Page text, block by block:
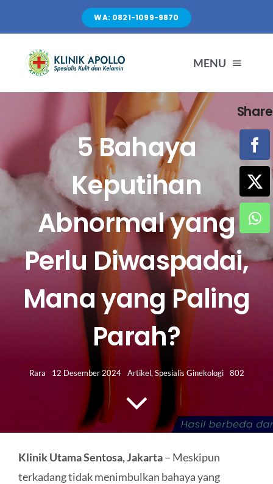
content
WA: 0821-1099-9870
MENU
TENTANG KAMI
LAYANAN
FASILITAS
ARTIKEL
HUBUNGI KAMI
Search
5 Bahaya
Keputihan
Abnormal yang
Perlu Diwaspadai,
Mana yang Paling
Parah?
Rara 12 Desember 2024 Artikel,Spesialis Ginekologi 802
Klinik Utama Sentosa, Jakarta– Meskipun
terkadang tidak menimbulkan bahaya yang
Share